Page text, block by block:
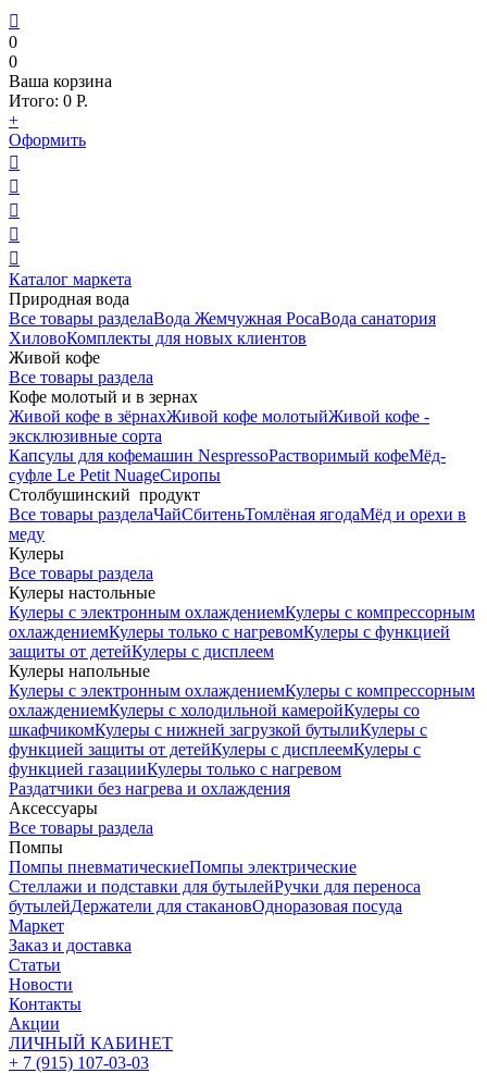

0
0
Ваша корзина
Итого: 0 Р.
+
Оформить





Каталог маркета
Природная вода
Все товары разделаВода Жемчужная РосаВода санатория
ХиловоКомплекты для новых клиентов
Живой кофе
Все товары раздела
Кофе молотый и в зернах
Живой кофе в зёрнахЖивой кофе молотыйЖивой кофе -
эксклюзивные сорта
Капсулы для кофемашин NespressoРастворимый кофеМёд-
суфле Le Petit NuageСиропы
Столбушинский продукт
Все товары разделаЧайСбитеньТомлёная ягодаМёд и орехи в
меду
Кулеры
Все товары раздела
Кулеры настольные
Кулеры с электронным охлаждениемКулеры с компрессорным
охлаждениемКулеры только с нагревомКулеры с функцией
защиты от детейКулеры с дисплеем
Кулеры напольные
Кулеры с электронным охлаждениемКулеры с компрессорным
охлаждениемКулеры с холодильной камеройКулеры со
шкафчикомКулеры с нижней загрузкой бутылиКулеры с
функцией защиты от детейКулеры с дисплеемКулеры с
функцией газацииКулеры только с нагревом
Раздатчики без нагрева и охлаждения
Аксессуары
Все товары раздела
Помпы
Помпы пневматическиеПомпы электрические
Стеллажи и подставки для бутылейРучки для переноса
бутылейДержатели для стакановОдноразовая посуда
Маркет
Заказ и доставка
Статьи
Новости
Контакты
Акции
ЛИЧНЫЙ КАБИНЕТ
+ 7 (915) 107-03-03